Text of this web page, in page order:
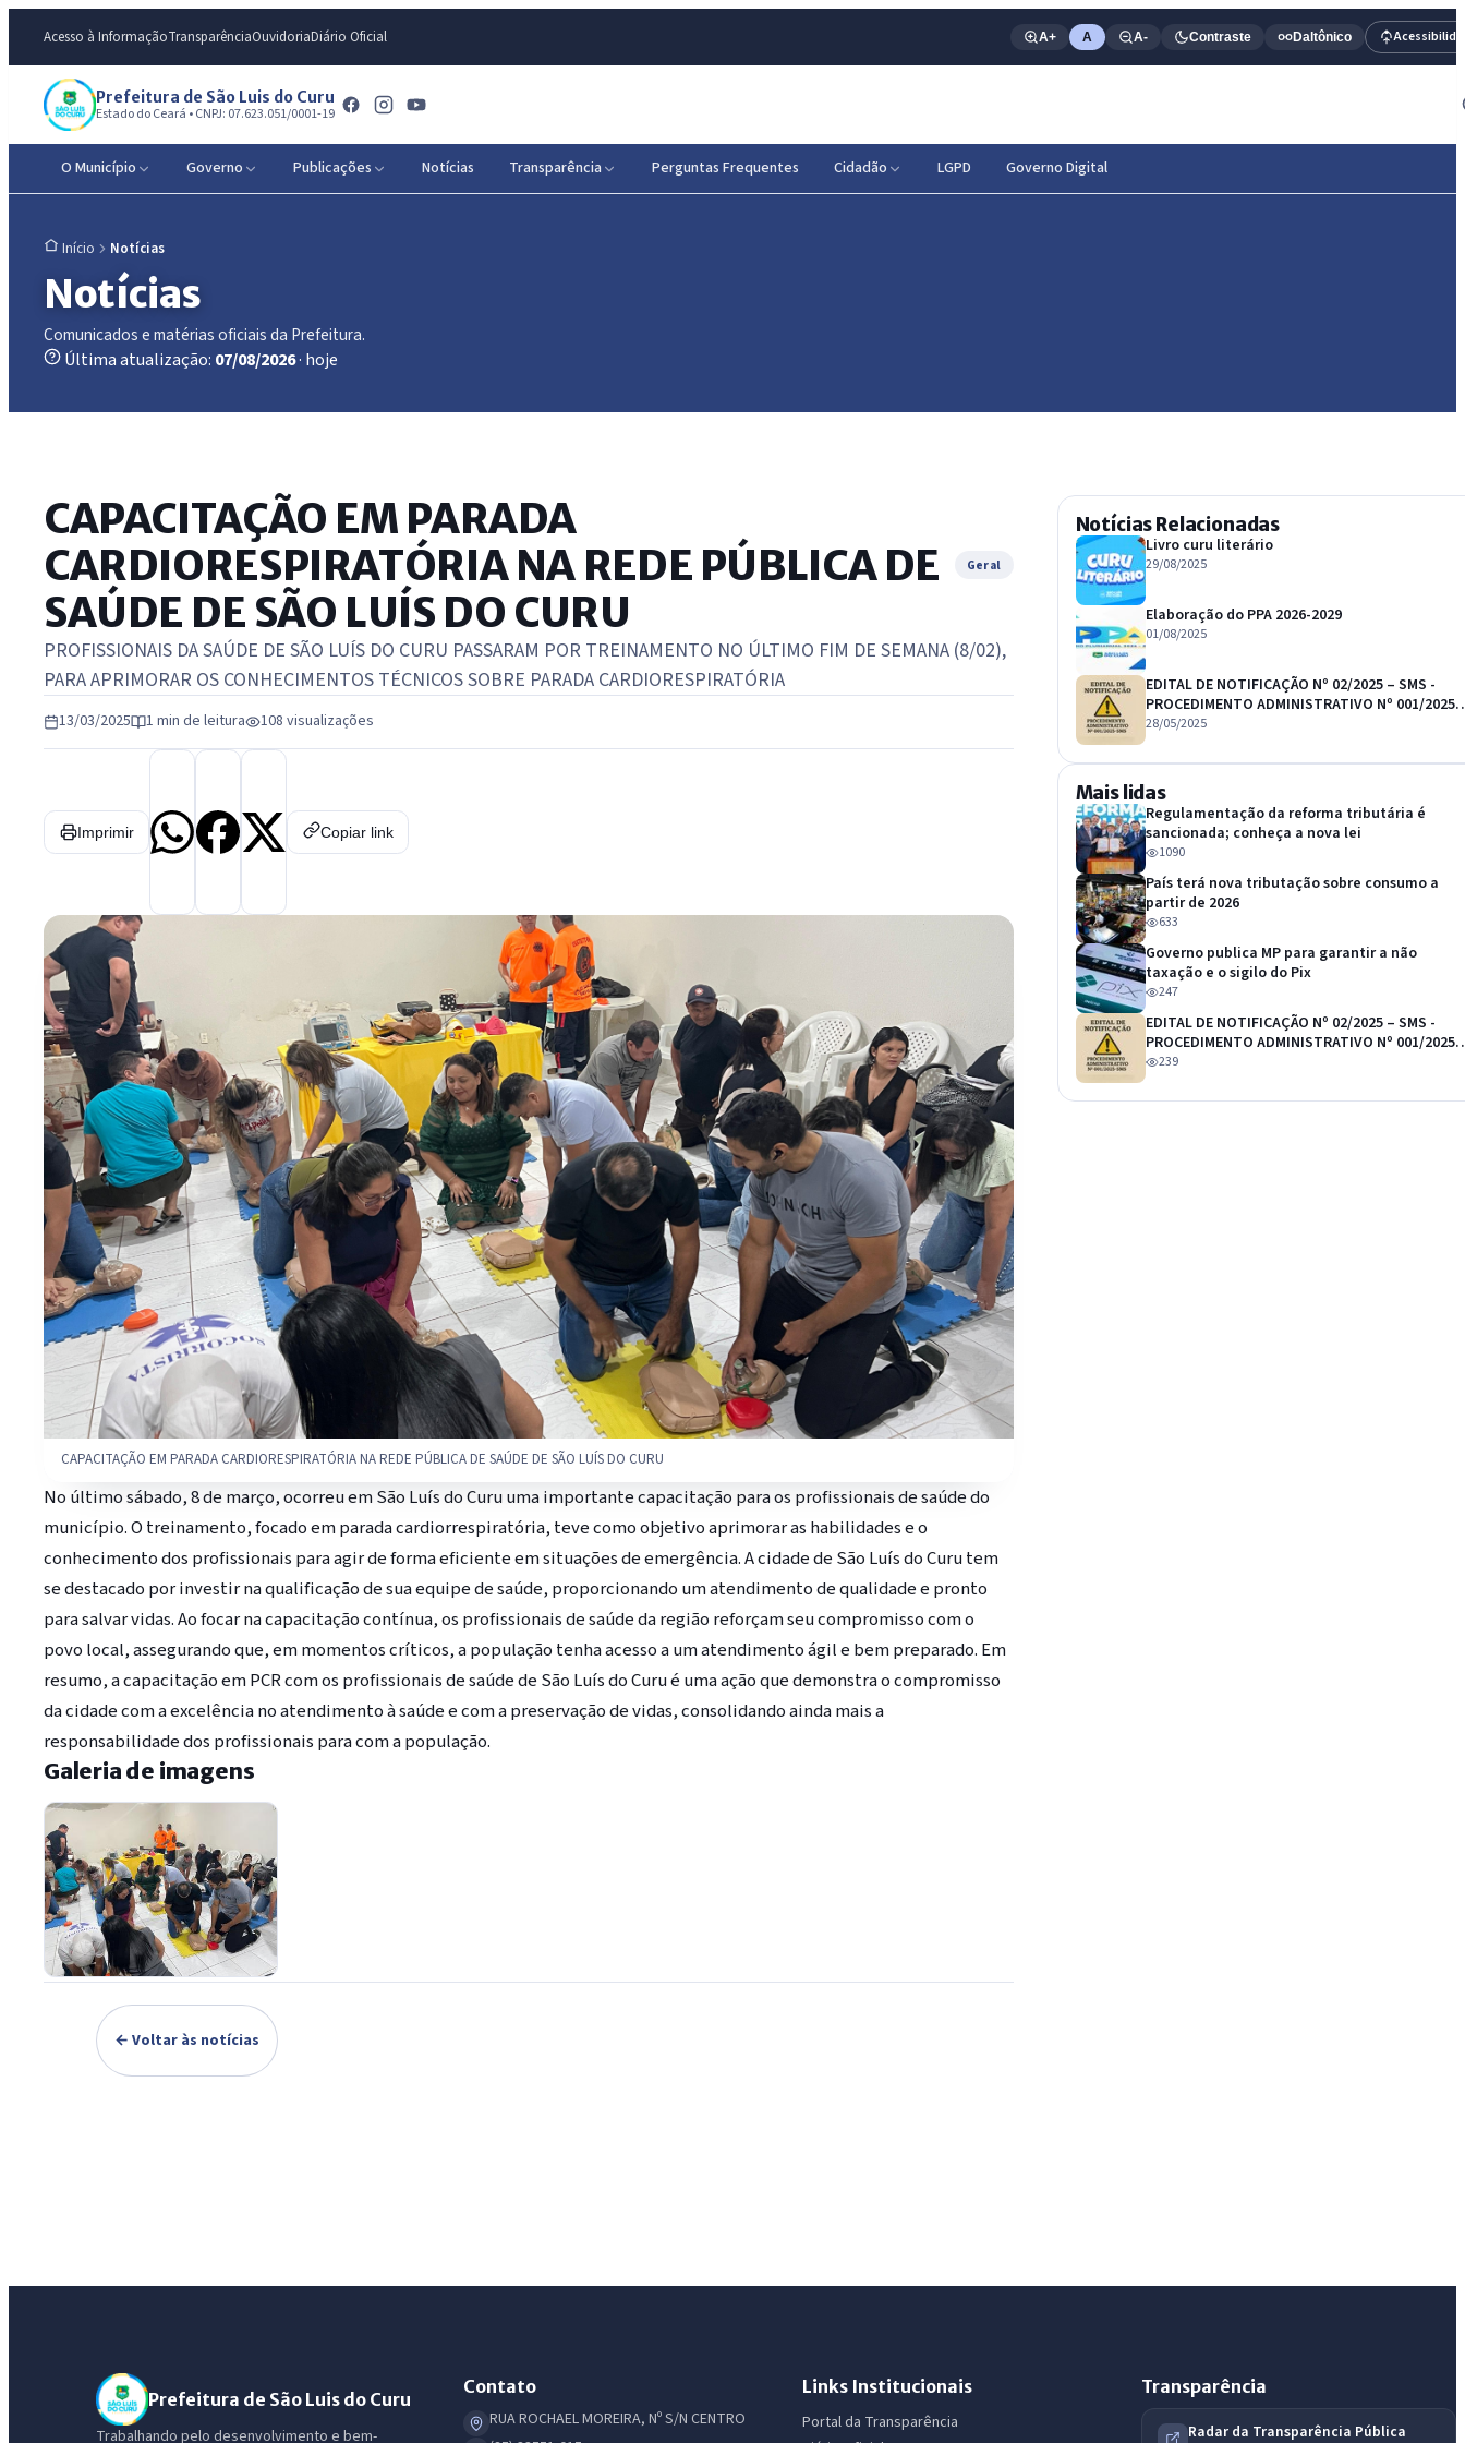
Acesso à InformaçãoTransparênciaOuvidoriaDiário Oficial A+ A A- Contraste Daltônico
Prefeitura de São Luis do Curu
Estado do Ceará • CNPJ: 07.623.051/0001-19
O Município Governo Publicações Notícias Transparência Perguntas Frequentes Cidadão LGPD Governo Digital
Início Notícias
Notícias
Comunicados e matérias oficiais da Prefeitura.
Última atualização: 07/08/2026· hoje
CAPACITAÇÃO EM PARADA
CARDIORESPIRATÓRIA NA REDE PÚBLICA DE
SAÚDE DE SÃO LUÍS DO CURU
Geral
PROFISSIONAIS DA SAÚDE DE SÃO LUÍS DO CURU PASSARAM POR TREINAMENTO NO ÚLTIMO FIM DE SEMANA (8/02),
PARA APRIMORAR OS CONHECIMENTOS TÉCNICOS SOBRE PARADA CARDIORESPIRATÓRIA
13/03/2025 1 min de leitura 108 visualizações
Imprimir Copiar link
CAPACITAÇÃO EM PARADA CARDIORESPIRATÓRIA NA REDE PÚBLICA DE SAÚDE DE SÃO LUÍS DO CURU
No último sábado, 8 de março, ocorreu em São Luís do Curu uma importante capacitação para os profissionais de saúde do
município. O treinamento, focado em parada cardiorrespiratória, teve como objetivo aprimorar as habilidades e o
conhecimento dos profissionais para agir de forma eficiente em situações de emergência. A cidade de São Luís do Curu tem
se destacado por investir na qualificação de sua equipe de saúde, proporcionando um atendimento de qualidade e pronto
para salvar vidas. Ao focar na capacitação contínua, os profissionais de saúde da região reforçam seu compromisso com o
povo local, assegurando que, em momentos críticos, a população tenha acesso a um atendimento ágil e bem preparado. Em
resumo, a capacitação em PCR com os profissionais de saúde de São Luís do Curu é uma ação que demonstra o compromisso
da cidade com a excelência no atendimento à saúde e com a preservação de vidas, consolidando ainda mais a
responsabilidade dos profissionais para com a população.
Galeria de imagens
← Voltar às notícias
Notícias Relacionadas
Livro curu literário
29/08/2025
Elaboração do PPA 2026-2029
01/08/2025
EDITAL DE NOTIFICAÇÃO Nº 02/2025 – SMS -
PROCEDIMENTO ADMINISTRATIVO Nº 001/2025-
SMS
28/05/2025
Mais lidas
Regulamentação da reforma tributária é
sancionada; conheça a nova lei
1090
País terá nova tributação sobre consumo a
partir de 2026
633
Governo publica MP para garantir a não
taxação e o sigilo do Pix
247
EDITAL DE NOTIFICAÇÃO Nº 02/2025 – SMS -
PROCEDIMENTO ADMINISTRATIVO Nº 001/2025-
SMS
239
Prefeitura de São Luis do Curu
Trabalhando pelo desenvolvimento e bem-
Contato
RUA ROCHAEL MOREIRA, Nº S/N CENTRO
Links Institucionais
Portal da Transparência
Transparência
Radar da Transparência Pública